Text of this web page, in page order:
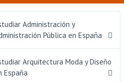
Administración y
Pública en España
Arquitectura Moda y Diseño
España